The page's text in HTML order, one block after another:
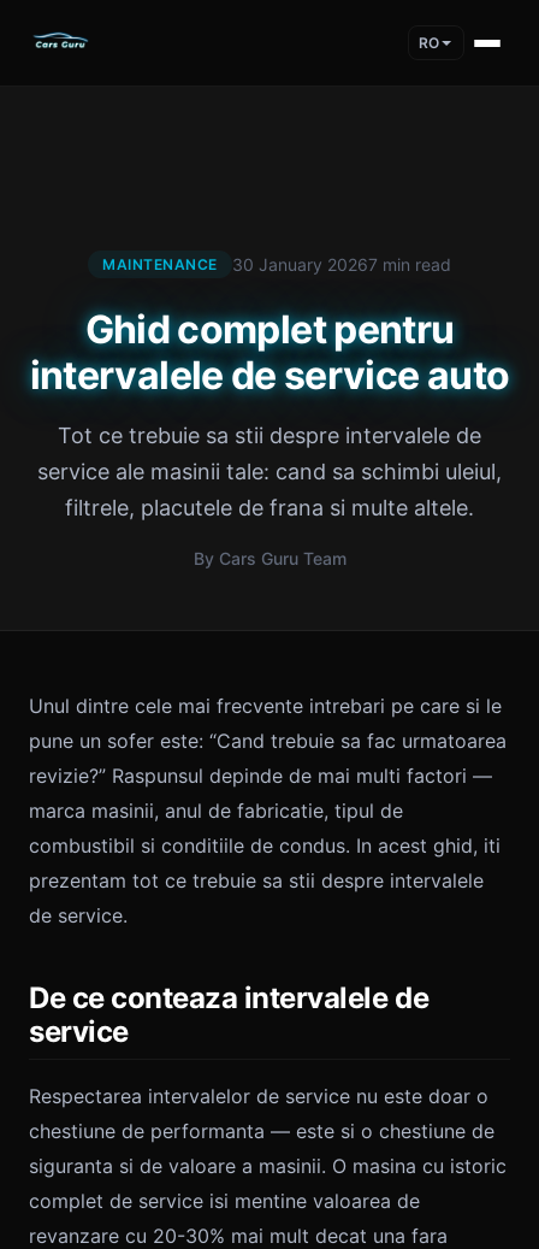
RO
MAINTENANCE 30 January 20267 min read
Ghid complet pentru
intervalele de service auto
Tot ce trebuie sa stii despre intervalele de
service ale masinii tale: cand sa schimbi uleiul,
filtrele, placutele de frana si multe altele.
By Cars Guru Team
Unul dintre cele mai frecvente intrebari pe care si le
pune un sofer este: “Cand trebuie sa fac urmatoarea
revizie?” Raspunsul depinde de mai multi factori —
marca masinii, anul de fabricatie, tipul de
combustibil si conditiile de condus. In acest ghid, iti
prezentam tot ce trebuie sa stii despre intervalele
de service.
De ce conteaza intervalele de
service
Respectarea intervalelor de service nu este doar o
chestiune de performanta — este si o chestiune de
siguranta si de valoare a masinii. O masina cu istoric
complet de service isi mentine valoarea de
revanzare cu 20-30% mai mult decat una fara